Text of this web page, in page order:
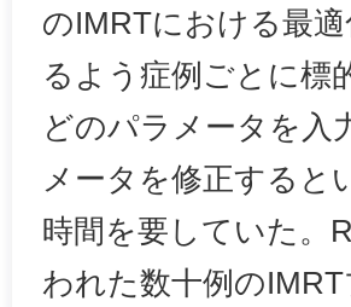
のIMRTにおける最
るよう症例ごとに標
どのパラメータを入
メータを修正すると
時間を要していた。
われた数十例の